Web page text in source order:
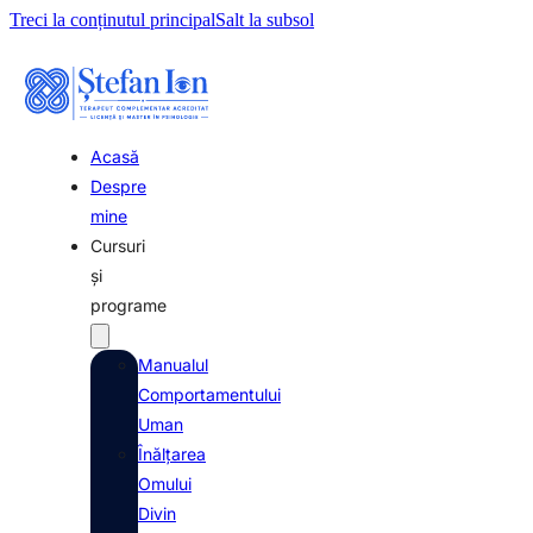
Treci la conținutul principalSalt la subsol
Acasă
Despre
mine
Cursuri
și
programe
Manualul
Comportamentului
Uman
Înălțarea
Omului
Divin